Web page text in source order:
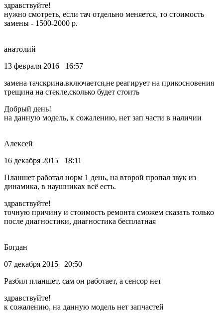
здравствуйте!
нужно смотреть, если тач отдельно меняется, то стоимость
замены - 1500-2000 р.
анатолий
13 февраля 2016 16:57
замена тачскрина.включается,не реагирует на прикосновения
трещина на стекле,сколько будет стоить
Добрый день!
на данную модель, к сожалению, нет зап части в наличии
Алексей
16 декабря 2015 18:11
Планшет работал норм 1 день, на второй пропал звук из
динамика, в наушниках всё есть.
здравствуйте!
точную причину и стоимость ремонта сможем сказать только
после диагностики, диагностика бесплатная
Богдан
07 декабря 2015 20:50
Разбил планшет, сам он работает, а сенсор нет
здравствуйте!
к сожалению, на данную модель нет запчастей